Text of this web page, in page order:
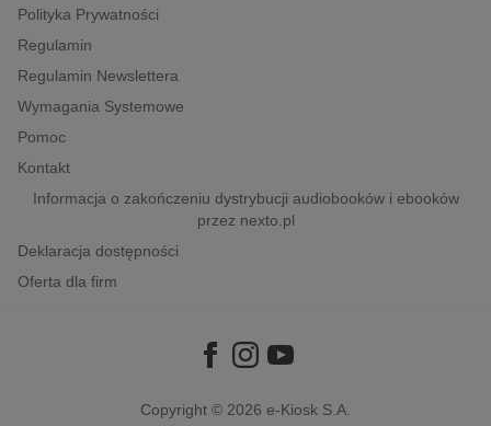
psychologiczne
inne
popularno-naukowe
historia
Polityka Prywatności
Regulamin
Regulamin Newslettera
Wymagania Systemowe
Pomoc
Kontakt
Informacja o zakończeniu dystrybucji audiobooków i ebooków
przez nexto.pl
Deklaracja dostępności
Oferta dla firm
Copyright © 2026 e-Kiosk S.A.